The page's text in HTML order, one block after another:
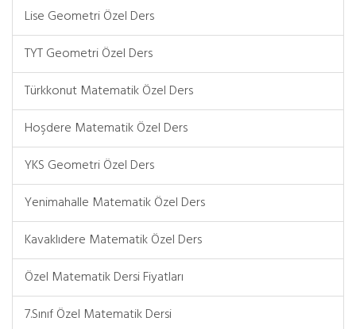
Lise Geometri Özel Ders
TYT Geometri Özel Ders
Türkkonut Matematik Özel Ders
Hoşdere Matematik Özel Ders
YKS Geometri Özel Ders
Yenimahalle Matematik Özel Ders
Kavaklıdere Matematik Özel Ders
Özel Matematik Dersi Fiyatları
7.Sınıf Özel Matematik Dersi